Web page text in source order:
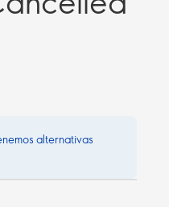
alternativas